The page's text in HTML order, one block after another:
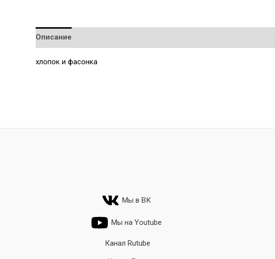
Описание
хлопок и фасонка
Мы в ВК
Мы на Youtube
Канал Rutube